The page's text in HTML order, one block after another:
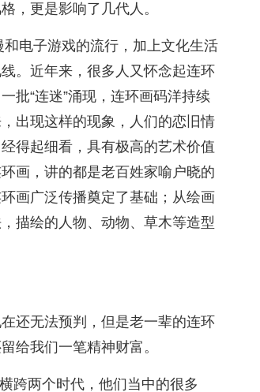
，更是影响了几代人。
电子游戏的流行，加上文化生活
。近年来，很多人又怀念起连环
批“连迷”涌现，连环画码洋持续
出现这样的现象，人们的恋旧情
得起细看，具有极高的艺术价值
画，讲的都是老百姓家喻户晓的
画广泛传播奠定了基础；从绘画
描绘的人物、动物、草木等造型
还无法预判，但是老一辈的连环
给我们一笔精神财富。
跨两个时代，他们当中的很多